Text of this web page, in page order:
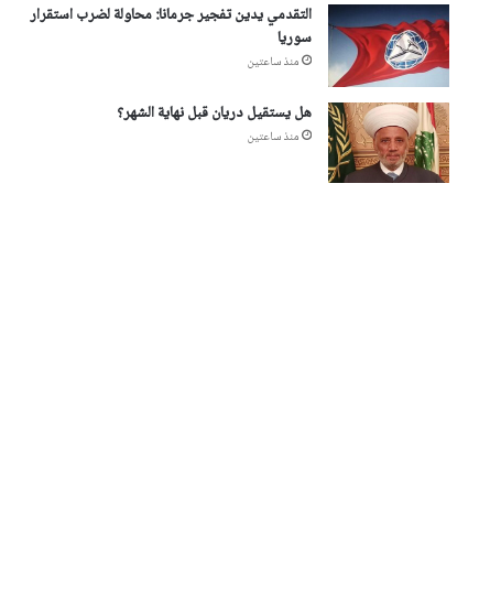
التقدمي يدين تفجير جرمانا: محاولة لضرب استقرار
سوريا
منذ ساعتين
هل يستقيل دريان قبل نهاية الشهر؟
منذ ساعتين